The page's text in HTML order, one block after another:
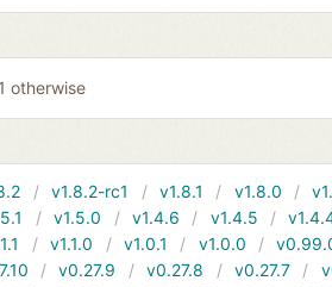
otherwise
v1.8.2-rc1 v1.8.1 v1.8.0
v1.5.0 v1.4.6 v1.4.5
v1.1.0 v1.0.1 v1.0.0
v0.27.9 v0.27.8 v0.27.7